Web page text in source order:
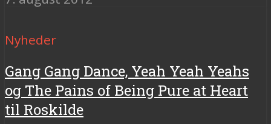
Nyheder
Gang Gang Dance, Yeah Yeah Yeahs
og The Pains of Being Pure at Heart
til Roskilde